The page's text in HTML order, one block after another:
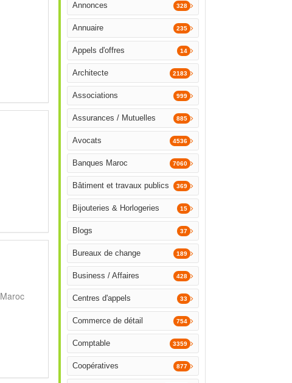
Maroc
Annonces 328
Annuaire 235
Appels d'offres 14
Architecte 2183
Associations 999
Assurances / Mutuelles 885
Avocats 4536
Banques Maroc 7060
Bâtiment et travaux publics 369
Bijouteries & Horlogeries 15
Blogs 37
Bureaux de change 189
Business / Affaires 428
Centres d'appels 33
Commerce de détail 754
Comptable 3359
Coopératives 877